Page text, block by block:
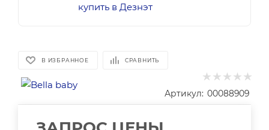
В ИЗБРАННОЕ СРАВНИТЬ
Артикул: 00088909